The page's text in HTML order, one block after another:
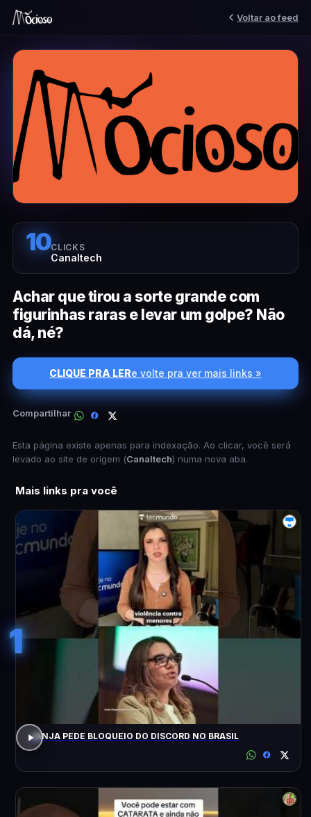
Voltar ao feed
10CLICKS
Canaltech
Achar que tirou a sorte grande com
figurinhas raras e levar um golpe? Não
dá, né?
CLIQUE PRA LERe volte pra ver mais links »
Compartilhar
Esta página existe apenas para indexação. Ao clicar, você será
levado ao site de origem (Canaltech) numa nova aba.
Mais links pra você
1
JANJA PEDE BLOQUEIO DO DISCORD NO BRASIL